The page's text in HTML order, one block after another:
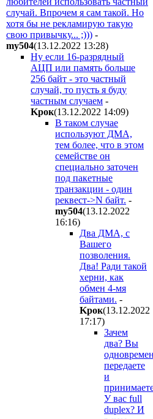
случай. Впрочем я сам такой. Но
хотя бы не рекламирую такую
свою привычку... ;))) -
my504(13.12.2022 13:28)
Ну если 16-разрядный
АЦП или память больше
256 байт - это частный
случай, то пусть я буду
частным случаем -
Kpoк(13.12.2022 14:09)
В таком случае
используют ДМА,
тем более, что в этом
семействе он
специально заточен
под пакетные
транзакции - один
реквест->N байт. -
my504(13.12.2022
16:16)
Два ДМА, с
Вашего
позволения.
Два! Ради такой
херни, как
обмен 4-мя
байтами. -
Kpoк(13.12.2022
17:17)
Зачем
два? Вы
передаете
и
У вас full
duplex? И